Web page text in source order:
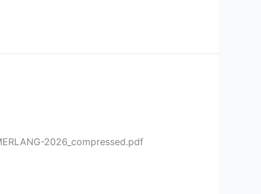
2026_compressed.pdf